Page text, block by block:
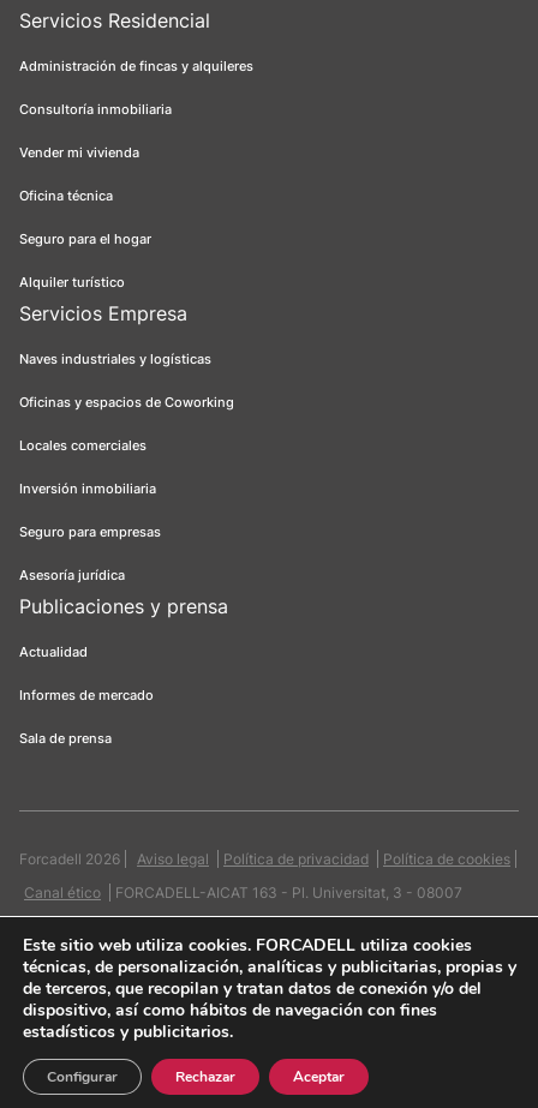
Servicios Residencial
Administración de fincas y alquileres
Consultoría inmobiliaria
Vender mi vivienda
Oficina técnica
Seguro para el hogar
Alquiler turístico
Servicios Empresa
Naves industriales y logísticas
Oficinas y espacios de Coworking
Locales comerciales
Inversión inmobiliaria
Seguro para empresas
Asesoría jurídica
Publicaciones y prensa
Actualidad
Informes de mercado
Sala de prensa
Forcadell 2026 Aviso legal Política de privacidad
Política de cookies
Canal ético
FORCADELL-AICAT 163 - Pl. Universitat, 3 - 08007
Quiero contactar
Este sitio web utiliza cookies. FORCADELL utiliza cookies
técnicas, de personalización, analíticas y publicitarias, propias y
de terceros, que recopilan y tratan datos de conexión y/o del
dispositivo, así como hábitos de navegación con fines
estadísticos y publicitarios.
Aceptar
Rechazar
Configurar